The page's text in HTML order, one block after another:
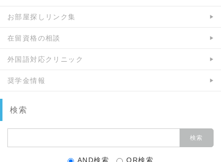
お部屋探しリンク集
在留資格の相談
外国語対応クリニック
奨学金情報
検索
AND検索 OR検索